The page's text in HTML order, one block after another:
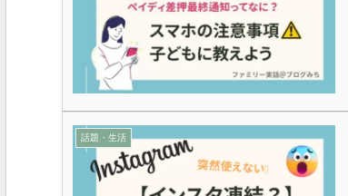
話題・生活